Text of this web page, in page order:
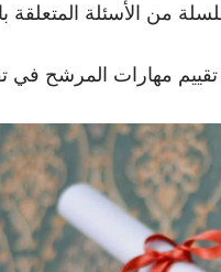
من الأسئلة
مهارات المرشح في